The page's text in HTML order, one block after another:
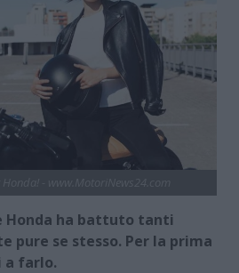
Honda ha battuto tanti
pure se stesso. Per la prima
a farlo.